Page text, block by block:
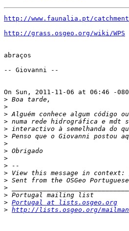
http://www.faunalia.pt/
http://grass.osgeo.org/wiki/WPS
abraços
-- Giovanni --
On Sun, 2011-11-06 at 06:46 -
>
>
>
>
>
>
>
>
>
>
> View this message in context:
>
>
>
> Portugal at lists.osgeo.org
> http://lists.osgeo.org/